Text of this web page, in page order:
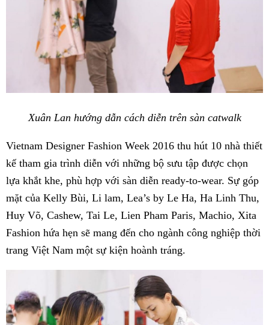
Xuân Lan hướng dẫn cách diễn trên sàn catwalk
Vietnam Designer Fashion Week 2016 thu hút 10 nhà thiết
kế tham gia trình diễn với những bộ sưu tập được chọn
lựa khắt khe, phù hợp với sàn diễn ready-to-wear. Sự góp
mặt của Kelly Bùi, Li lam, Lea’s by Le Ha, Ha Linh Thu,
Huy Võ, Cashew, Tai Le, Lien Pham Paris, Machio, Xita
Fashion hứa hẹn sẽ mang đến cho ngành công nghiệp thời
trang Việt Nam một sự kiện hoành tráng.